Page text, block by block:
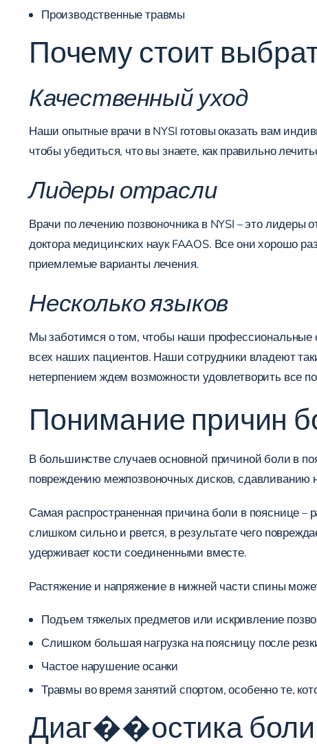
Производственные травмы
Почему стоит
Качественный уход
Наши опытные врачи в NYSI готовы оказать вам
чтобы убедиться, что вы знаете, как правильно
Лидеры отрасли
Врачи по лечению позвоночника в NYSI – это лидеры
доктора медицинских наук FAAOS. Все они хорошо
приемлемые варианты лечения.
Несколько языков
Мы заботимся о том, чтобы наши профессиональные
всех наших пациентов. Наши сотрудники владеют
нетерпением ждем возможности удовлетворить все
Понимание причин
В большинстве случаев основной причиной боли в
повреждению межпозвоночных дисков, сдавливанию
Самая распространенная причина боли в пояснице
слишком сильно и рвется, в результате чего
удерживает кости соединенными вместе.
Растяжение и напряжение в нижней части спины
Подъем тяжелых предметов или искривление
Слишком большая нагрузка на поясницу после
Частое нарушение осанки
Травмы во время занятий спортом, особенно те,
Диаг��остика боли